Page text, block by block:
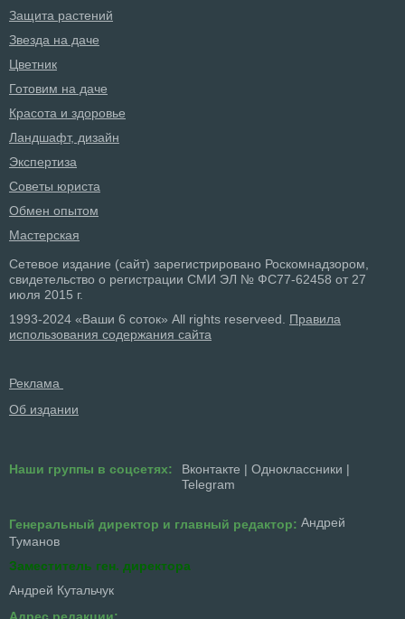
Защита растений
Звезда на даче
Цветник
Готовим на даче
Красота и здоровье
Ландшафт, дизайн
Экспертиза
Советы юриста
Обмен опытом
Мастерская
Сетевое издание (сайт) зарегистрировано Роскомнадзором,
свидетельство о регистрации СМИ ЭЛ № ФС77-62458 от 27
июля 2015 г.
1993-2024 «Ваши 6 соток» All rights reserveed. Правила
использования содержания сайта
Реклама
Об издании
Наши группы в соцсетях: Вконтакте | Одноклассники |
Telegram
Генеральный директор и главный редактор: Андрей
Туманов
Заместитель ген. директора
Андрей Кутальчук